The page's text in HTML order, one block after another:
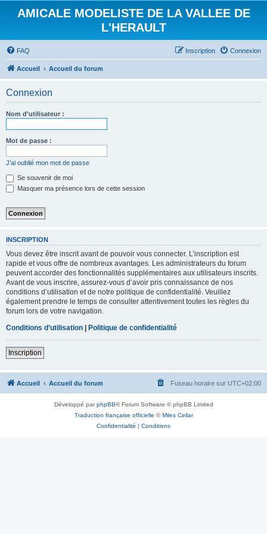
AMICALE MODELISTE DE LA VALLEE DE
L'HERAULT
FAQ Connexion
Inscription
Accueil Accueil du forum
Connexion
Nom d’utilisateur :
Mot de passe :
J’ai oublié mon mot de passe
Se souvenir de moi
Masquer ma présence lors de cette session
INSCRIPTION
Vous devez être inscrit avant de pouvoir vous connecter. L’inscription est
rapide et vous offre de nombreux avantages. Les administrateurs du forum
peuvent accorder des fonctionnalités supplémentaires aux utilisateurs inscrits.
Avant de vous inscrire, assurez-vous d’avoir pris connaissance de nos
conditions d’utilisation et de notre politique de confidentialité. Veuillez
également prendre le temps de consulter attentivement toutes les règles du
forum lors de votre navigation.
Conditions d’utilisation | Politique de confidentialité
Inscription
Accueil Accueil du forum Fuseau horaire sur UTC+02:00
Développé parphpBB® Forum Software © phpBB Limited
Traduction française officielle ©Miles Cellar
Confidentialité | Conditions